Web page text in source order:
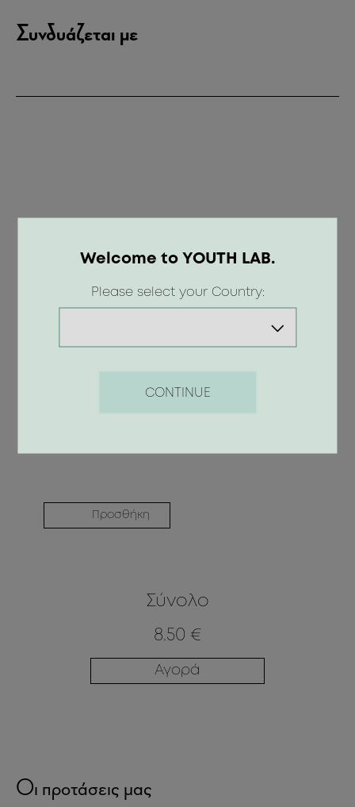
Συνδυάζεται με
Προσθήκη
Σύνολο
8.50 €
Αγορά
Οι προτάσεις μας
Welcome to YOUTH LAB.
Please select your Country:
CONTINUE